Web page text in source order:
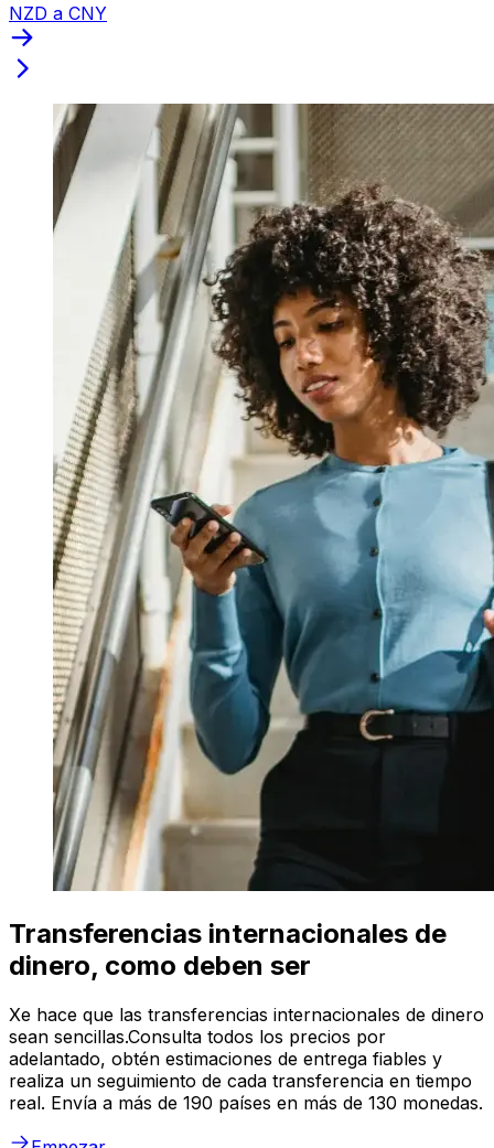
NZD a CNY
Transferencias internacionales de
dinero, como deben ser
Xe hace que las transferencias internacionales de dinero
sean sencillas.Consulta todos los precios por
adelantado, obtén estimaciones de entrega fiables y
realiza un seguimiento de cada transferencia en tiempo
real. Envía a más de 190 países en más de 130 monedas.